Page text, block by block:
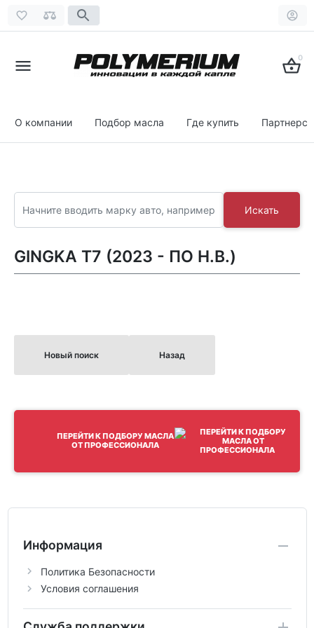
0
О компании Подбор масла Где купить
Искать
GINGKA T7 (2023 - ПО Н.В.)
Новый поиск Назад
ПЕРЕЙТИ К ПОДБОРУ МАСЛА
ОТ ПРОФЕССИОНАЛА
Информация
Политика Безопасности
Условия соглашения